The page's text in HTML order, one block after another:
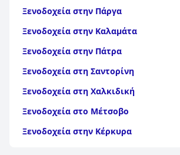
Ξενοδοχεία στην Πάργα
Ξενοδοχεία στην Καλαμάτα
Ξενοδοχεία στην Πάτρα
Ξενοδοχεία στη Σαντορίνη
Ξενοδοχεία στη Χαλκιδική
Ξενοδοχεία στο Μέτσοβο
Ξενοδοχεία στην Κέρκυρα